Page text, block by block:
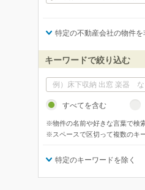
特定の不動産会社の物件を
キーワードで絞り込む
すべてを含む
※物件の名前や好きな言葉で検
※スペースで区切って複数のキ
特定のキーワードを除く